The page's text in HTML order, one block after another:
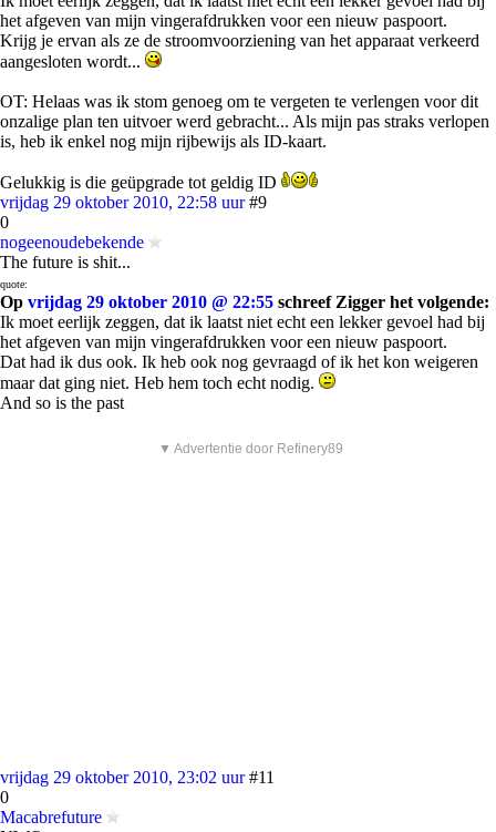
het afgeven van mijn vingerafdrukken voor een nieuw paspoort.
Krijg je ervan als ze de stroomvoorziening van het apparaat verkeerd
aangesloten wordt...
OT: Helaas was ik stom genoeg om te vergeten te verlengen voor dit
onzalige plan ten uitvoer werd gebracht... Als mijn pas straks verlopen
is, heb ik enkel nog mijn rijbewijs als ID-kaart.
Gelukkig is die geüpgrade tot geldig ID
vrijdag 29 oktober 2010, 22:58 uur #9
0
nogeenoudebekende
The future is shit...
quote:
Op vrijdag 29 oktober 2010 @ 22:55 schreef Zigger het volgende:
Ik moet eerlijk zeggen, dat ik laatst niet echt een lekker gevoel had bij
het afgeven van mijn vingerafdrukken voor een nieuw paspoort.
Dat had ik dus ook. Ik heb ook nog gevraagd of ik het kon weigeren
maar dat ging niet. Heb hem toch echt nodig.
And so is the past
▼ Advertentie door Refinery89
vrijdag 29 oktober 2010, 23:02 uur #11
0
Macabrefuture